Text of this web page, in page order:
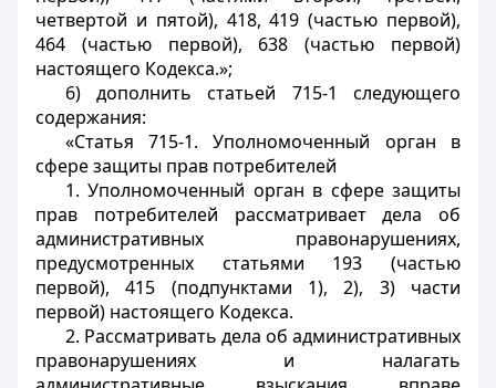
четвертой и пятой), 418, 419 (частью первой),
464 (частью первой), 638 (частью первой)
настоящего Кодекса.»;
6) дополнить статьей 715-1 следующего
содержания:
«Статья 715-1. Уполномоченный орган в
сфере защиты прав потребителей
1. Уполномоченный орган в сфере защиты
прав потребителей рассматривает дела об
административных правонарушениях,
предусмотренных статьями 193 (частью
первой), 415 (подпунктами 1), 2), 3) части
первой) настоящего Кодекса.
2. Рассматривать дела об административных
правонарушениях и налагать